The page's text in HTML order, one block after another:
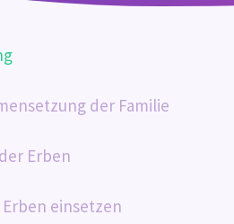
der Familie
der Erben
Erben einsetzen